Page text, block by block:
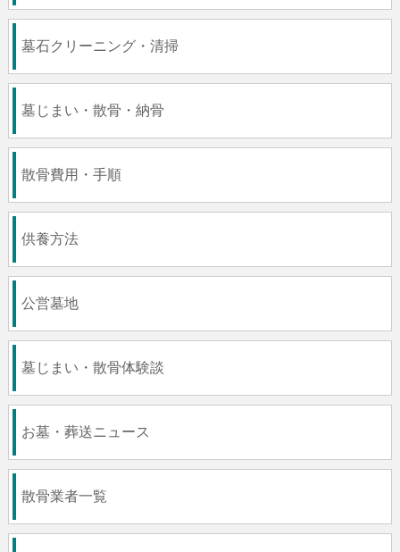
墓石クリーニング・清掃
墓じまい・散骨・納骨
散骨費用・手順
供養方法
公営墓地
墓じまい・散骨体験談
お墓・葬送ニュース
散骨業者一覧